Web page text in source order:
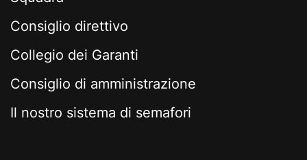
Consiglio direttivo
Collegio dei Garanti
Consiglio di amministrazione
Il nostro sistema di semafori